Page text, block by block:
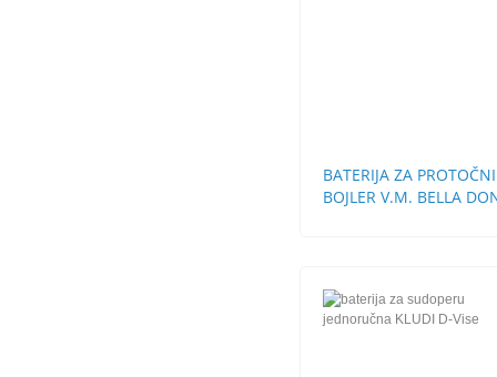
BATERIJA ZA PROTOČNI
BOJLER V.M. BELLA